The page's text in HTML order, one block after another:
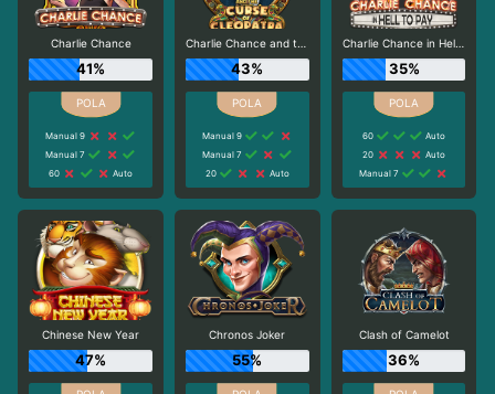
Charlie Chance
41%
Manual 9
Manual 7
60
Auto
Charlie Chance and the Curse of Cleopatra
43%
Manual 9
Manual 7
20
Auto
Charlie Chance in Hell to Pay
35%
60
Auto
20
Auto
Manual 7
Chinese New Year
47%
Chronos Joker
55%
Clash of Camelot
36%